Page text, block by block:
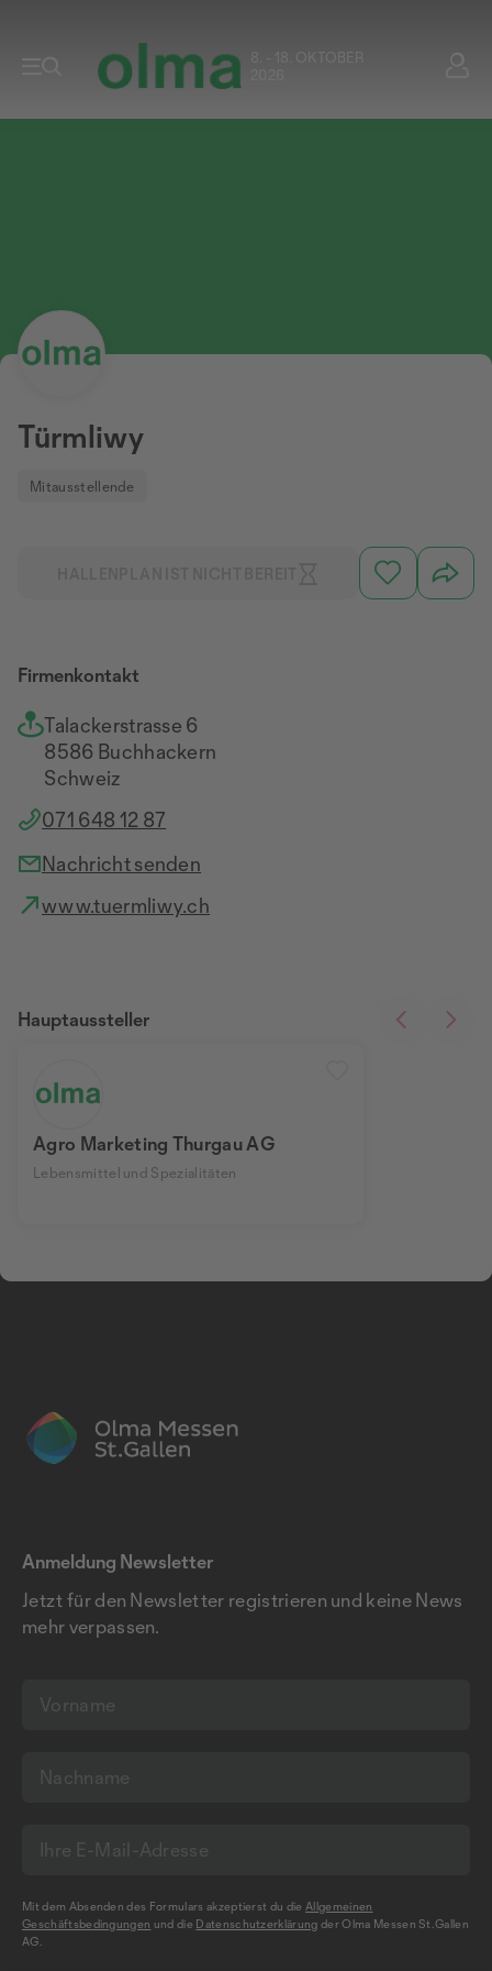
8. - 18. OKTOBER
Türmliwy
Mitausstellende
Firmenkontakt
Talackerstrasse 6
8586 Buchhackern
Schweiz
071 648 12 87
Nachricht senden
www.tuermliwy.ch
Agro Marketing Thurgau AG
Lebensmittel und Spezialitäten
Hauptaussteller
Anmeldung Newsletter
Jetzt für den Newsletter registrieren und keine News
mehr verpassen.
Mit dem Absenden des Formulars akzeptierst du dieAllgemeinen
Geschäftsbedingungen und die Datenschutzerklärung der Olma Messen St.Gallen
AG.